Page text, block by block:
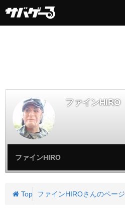
ファインHIRO
ファインHIRO
Top ファインHIROさんのページ